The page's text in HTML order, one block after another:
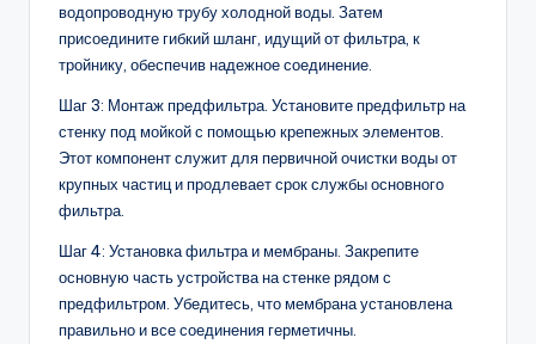
водопроводную трубу холодной воды. Затем
присоедините гибкий шланг, идущий от фильтра, к
тройнику, обеспечив надежное соединение.
Шаг 3: Монтаж предфильтра. Установите предфильтр на
стенку под мойкой с помощью крепежных элементов.
Этот компонент служит для первичной очистки воды от
крупных частиц и продлевает срок службы основного
фильтра.
Шаг 4: Установка фильтра и мембраны. Закрепите
основную часть устройства на стенке рядом с
предфильтром. Убедитесь, что мембрана установлена
правильно и все соединения герметичны.